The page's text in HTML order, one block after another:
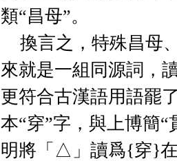
類“昌母”。
換言之，特殊昌母
來就是一組同源詞，
更符合古漢語用語罷
本“穿”字，與上博簡
明將「△」讀爲{穿}